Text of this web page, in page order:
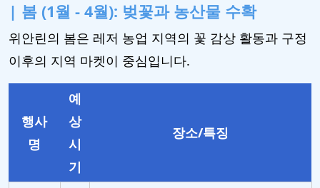
| 봄 (1월 - 4월): 벚꽃과 농산물 수확
위안린의 봄은 레저 농업 지역의 꽃 감상 활동과 구정
이후의 지역 마켓이 중심입니다.
행사
명
예
상
시
기
장소/특징